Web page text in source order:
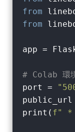
from
from
app =
# Colab 環境
port =
public_url
print( f" *